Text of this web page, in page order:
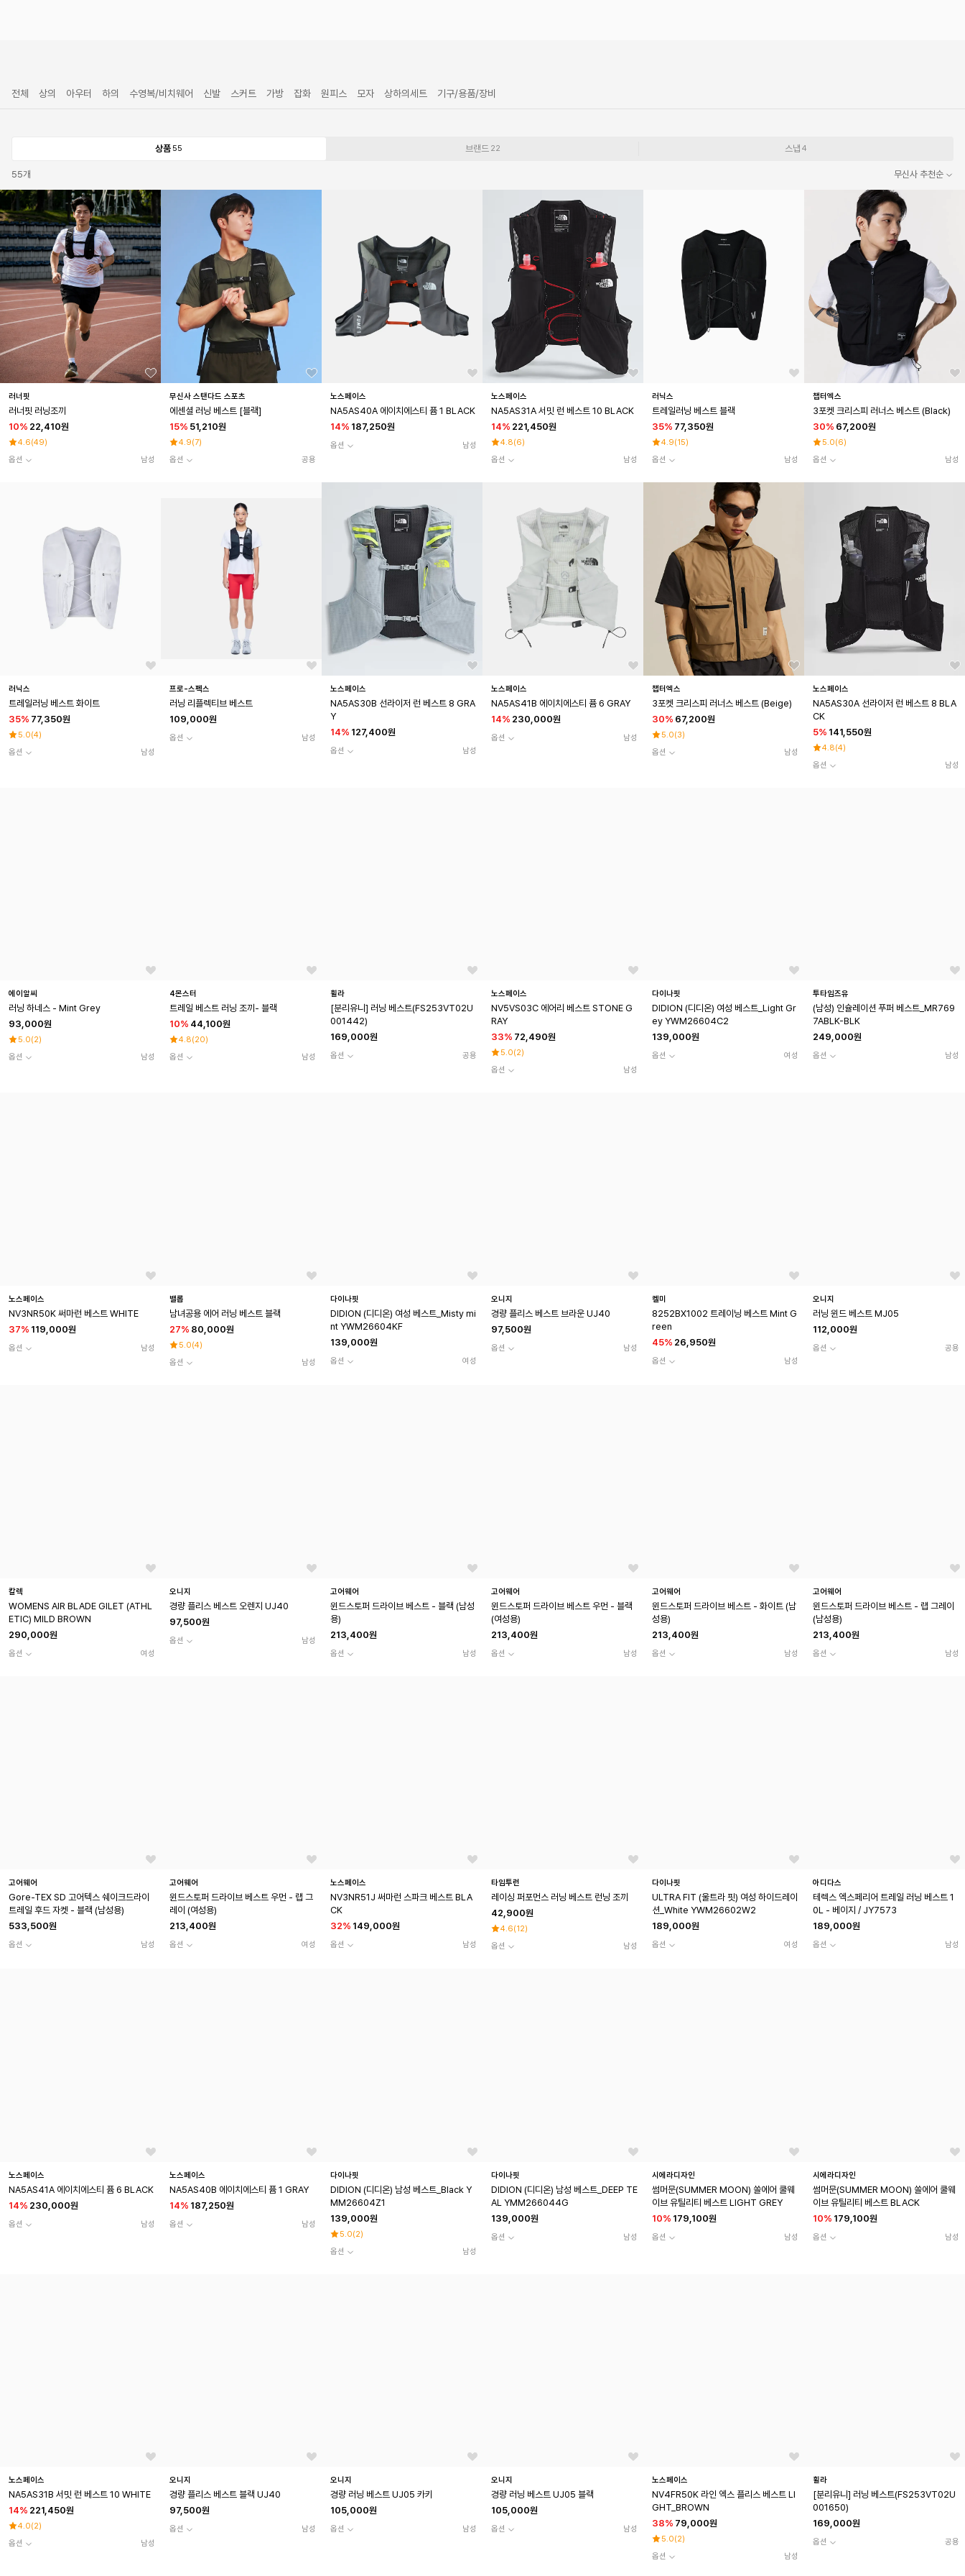
전체 상의 아우터 하의 수영복/비치웨어 신발 스커트 가방 잡화 원피스 모자 상하의세트 기구/용품/장비
상품55 브랜드 22 스냅 4
55개 무신사 추천순
러너핏
러너핏 러닝조끼
10% 22,410원
4.6(49)
옵션
남성
무신사 스탠다드 스포츠
에센셜 러닝 베스트 [블랙]
15% 51,210원
4.9(7)
옵션
공용
노스페이스
NA5AS40A 에이치에스티 퓸 1 BLACK
14% 187,250원
옵션 남성
노스페이스
NA5AS31A 서밋 런 베스트 10 BLACK
14% 221,450원
4.8(6)
옵션
남성
러닉스
트레일러닝 베스트 블랙
35% 77,350원
4.9(15)
옵션
남성
챕터엑스
3포켓 크리스피 러너스 베스트 (Black)
30% 67,200원
5.0(6)
옵션
남성
러닉스
트레일러닝 베스트 화이트
35% 77,350원
5.0(4)
옵션
남성
프로-스펙스
러닝 리플렉티브 베스트
109,000원
옵션 남성
노스페이스
NA5AS30B 선라이저 런 베스트 8 GRA
Y
14% 127,400원
옵션 남성
노스페이스
NA5AS41B 에이치에스티 퓸 6 GRAY
14% 230,000원
옵션 남성
챕터엑스
3포켓 크리스피 러너스 베스트 (Beige)
30% 67,200원
5.0(3)
옵션
남성
노스페이스
NA5AS30A 선라이저 런 베스트 8 BLA
CK
5% 141,550원
4.8(4)
옵션
남성
에이알씨
러닝 하네스 - Mint Grey
93,000원
5.0(2)
옵션
남성
4몬스터
트레일 베스트 러닝 조끼- 블랙
10% 44,100원
4.8(20)
옵션
남성
휠라
[분리유니] 러닝 베스트(FS253VT02U
001442)
169,000원
옵션 공용
노스페이스
NV5VS03C 에어리 베스트 STONE G
RAY
33% 72,490원
5.0(2)
옵션
남성
다이나핏
DIDION (디디온) 여성 베스트_Light Gr
ey YWM26604C2
139,000원
옵션 여성
투타임즈유
(남성) 인슐레이션 푸퍼 베스트_MR769
7ABLK-BLK
249,000원
옵션 남성
노스페이스
NV3NR50K 써마런 베스트 WHITE
37% 119,000원
옵션 남성
밸롭
남녀공용 에어 러닝 베스트 블랙
27% 80,000원
5.0(4)
옵션
남성
다이나핏
DIDION (디디온) 여성 베스트_Misty mi
nt YWM26604KF
139,000원
옵션 여성
오니지
경량 플리스 베스트 브라운 UJ40
97,500원
옵션 남성
켈미
8252BX1002 트레이닝 베스트 Mint G
reen
45% 26,950원
옵션 남성
오니지
러닝 윈드 베스트 MJ05
112,000원
옵션 공용
칼렉
WOMENS AIR BLADE GILET (ATHL
ETIC) MILD BROWN
290,000원
옵션 여성
오니지
경량 플리스 베스트 오렌지 UJ40
97,500원
옵션 남성
고어웨어
윈드스토퍼 드라이브 베스트 - 블랙 (남성
용)
213,400원
옵션 남성
고어웨어
윈드스토퍼 드라이브 베스트 우먼 - 블랙
(여성용)
213,400원
옵션 남성
고어웨어
윈드스토퍼 드라이브 베스트 - 화이트 (남
성용)
213,400원
옵션 남성
고어웨어
윈드스토퍼 드라이브 베스트 - 랩 그레이
(남성용)
213,400원
옵션 남성
고어웨어
Gore-TEX SD 고어텍스 쉐이크드라이
트레일 후드 자켓 - 블랙 (남성용)
533,500원
옵션 남성
고어웨어
윈드스토퍼 드라이브 베스트 우먼 - 랩 그
레이 (여성용)
213,400원
옵션 여성
노스페이스
NV3NR51J 써마런 스파크 베스트 BLA
CK
32% 149,000원
옵션 남성
타임투런
레이싱 퍼포먼스 러닝 베스트 런닝 조끼
42,900원
4.6(12)
옵션
남성
다이나핏
ULTRA FIT (울트라 핏) 여성 하이드레이
션_White YWM26602W2
189,000원
옵션 여성
아디다스
테렉스 엑스페리어 트레일 러닝 베스트 1
0L - 베이지 / JY7573
189,000원
옵션 남성
노스페이스
NA5AS41A 에이치에스티 퓸 6 BLACK
14% 230,000원
옵션 남성
노스페이스
NA5AS40B 에이치에스티 퓸 1 GRAY
14% 187,250원
옵션 남성
다이나핏
DIDION (디디온) 남성 베스트_Black Y
MM26604Z1
139,000원
5.0(2)
옵션
남성
다이나핏
DIDION (디디온) 남성 베스트_DEEP TE
AL YMM266044G
139,000원
옵션 남성
시에라디자인
썸머문(SUMMER MOON) 쏠에어 쿨웨
이브 유틸리티 베스트 LIGHT GREY
10% 179,100원
옵션 남성
시에라디자인
썸머문(SUMMER MOON) 쏠에어 쿨웨
이브 유틸리티 베스트 BLACK
10% 179,100원
옵션 남성
노스페이스
NA5AS31B 서밋 런 베스트 10 WHITE
14% 221,450원
4.0(2)
옵션
남성
오니지
경량 플리스 베스트 블랙 UJ40
97,500원
옵션 남성
오니지
경량 러닝 베스트 UJ05 카키
105,000원
옵션 남성
오니지
경량 러닝 베스트 UJ05 블랙
105,000원
옵션 남성
노스페이스
NV4FR50K 라인 엑스 플리스 베스트 LI
GHT_BROWN
38% 79,000원
5.0(2)
옵션
남성
휠라
[분리유니] 러닝 베스트(FS253VT02U
001650)
169,000원
옵션 공용